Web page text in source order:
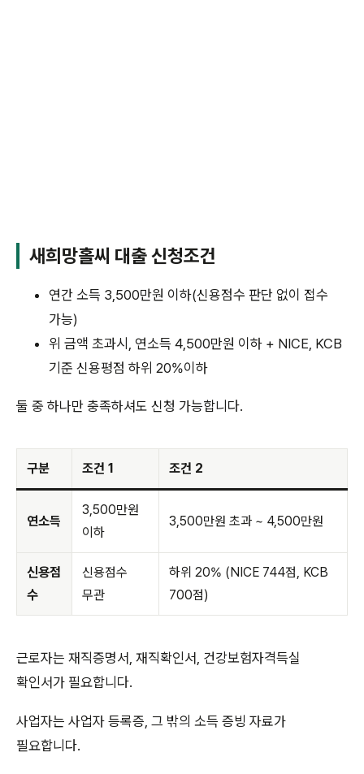
새희망홀씨 대출 신청조건
연간 소득 3,500만원 이하(신용점수 판단 없이 접수
가능)
위 금액 초과시, 연소득 4,500만원 이하 + NICE, KCB
기준 신용평점 하위 20%이하
둘 중 하나만 충족하셔도 신청 가능합니다.
구분 조건 1 조건 2
연소득
3,500만원
이하
3,500만원 초과 ~ 4,500만원
신용점
수
신용점수
무관
하위 20% (NICE 744점, KCB
700점)
근로자는 재직증명서, 재직확인서, 건강보험자격득실
확인서가 필요합니다.
사업자는 사업자 등록증, 그 밖의 소득 증빙 자료가
필요합니다.